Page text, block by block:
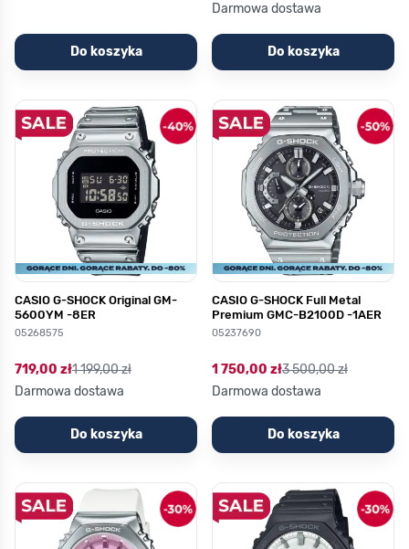
Do koszyka
Darmowa dostawa
Do koszyka
CASIO G-SHOCK Original GM-
5600YM -8ER
05268575
719,00 zł1 199,00 zł
Darmowa dostawa
Do koszyka
CASIO G-SHOCK Full Metal
Premium GMC-B2100D -1AER
05237690
1 750,00 zł3 500,00 zł
Darmowa dostawa
Do koszyka